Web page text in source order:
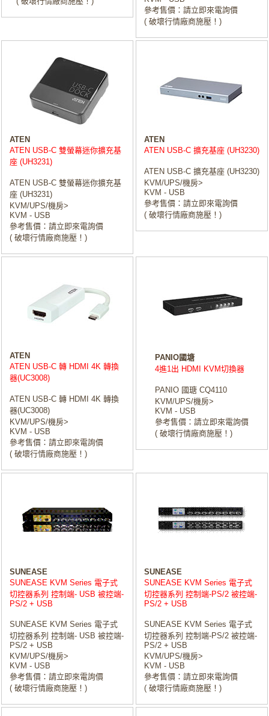
參考售價：請立即來電詢價
( 破壞行情廠商施壓！)
ATEN
ATEN USB-C 雙螢幕迷你擴充基
座 (UH3231)
ATEN USB-C 雙螢幕迷你擴充基
座 (UH3231)
KVM/UPS/機房>
KVM - USB
參考售價：請立即來電詢價
( 破壞行情廠商施壓！)
ATEN
ATEN USB-C 擴充基座 (UH3230)
ATEN USB-C 擴充基座 (UH3230)
KVM/UPS/機房>
KVM - USB
參考售價：請立即來電詢價
( 破壞行情廠商施壓！)
ATEN
ATEN USB-C 轉 HDMI 4K 轉換
器(UC3008)
ATEN USB-C 轉 HDMI 4K 轉換
器(UC3008)
KVM/UPS/機房>
KVM - USB
參考售價：請立即來電詢價
( 破壞行情廠商施壓！)
PANIO國塘
4進1出 HDMI KVM切換器
PANIO 國瑭 CQ4110
KVM/UPS/機房>
KVM - USB
參考售價：請立即來電詢價
( 破壞行情廠商施壓！)
SUNEASE
SUNEASE KVM Series 電子式
切控器系列 控制端- USB 被控端-
PS/2 + USB
SUNEASE KVM Series 電子式
切控器系列 控制端- USB 被控端-
PS/2 + USB
KVM/UPS/機房>
KVM - USB
參考售價：請立即來電詢價
( 破壞行情廠商施壓！)
SUNEASE
SUNEASE KVM Series 電子式
切控器系列 控制端-PS/2 被控端-
PS/2 + USB
SUNEASE KVM Series 電子式
切控器系列 控制端-PS/2 被控端-
PS/2 + USB
KVM/UPS/機房>
KVM - USB
參考售價：請立即來電詢價
( 破壞行情廠商施壓！)